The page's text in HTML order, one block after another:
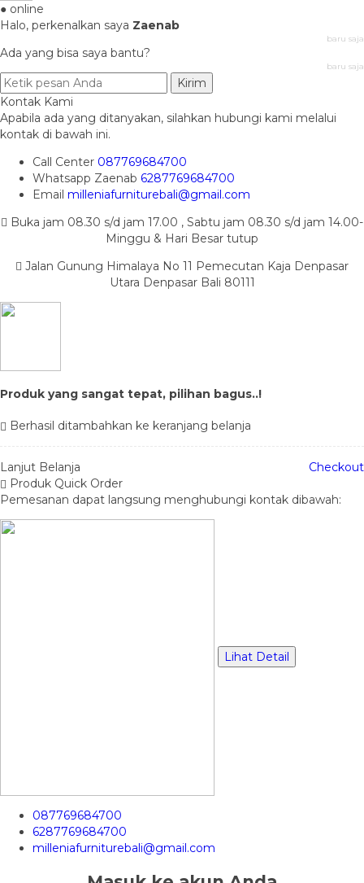
● online
Halo, perkenalkan saya Zaenab
baru saja
Ada yang bisa saya bantu?
baru saja
Kirim
Kontak Kami
Apabila ada yang ditanyakan, silahkan hubungi kami melalui
kontak di bawah ini.
Call Center 087769684700
Whatsapp Zaenab 6287769684700
Email milleniafurniturebali@gmail.com
Buka jam 08.30 s/d jam 17.00 , Sabtu jam 08.30 s/d jam 14.00-
Minggu & Hari Besar tutup
Jalan Gunung Himalaya No 11 Pemecutan Kaja Denpasar
Utara Denpasar Bali 80111
Produk yang sangat tepat, pilihan bagus..!
Berhasil ditambahkan ke keranjang belanja
Lanjut Belanja
Checkout
Produk Quick Order
Pemesanan dapat langsung menghubungi kontak dibawah:
Lihat Detail
087769684700
6287769684700
milleniafurniturebali@gmail.com